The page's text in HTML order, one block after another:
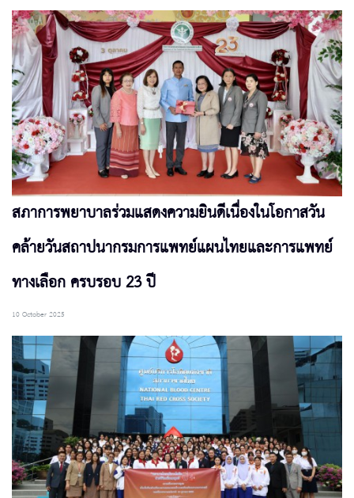
สภาการพยาบาลร่วมแสดงความยินดีเนื่องในโอกาสวัน
คล้ายวันสถาปนากรมการแพทย์แผนไทยและการแพทย์
ทางเลือก ครบรอบ 23 ปี
10 October 2025